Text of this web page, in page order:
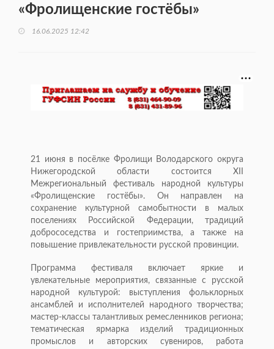
«Фролищенские гостёбы»
16.06.2025 12:42
21 июня в посёлке Фролищи Володарского округа
Нижегородской области состоится XII
Межрегиональный фестиваль народной культуры
«Фролищенские гостёбы». Он направлен на
сохранение культурной самобытности в малых
поселениях Российской Федерации, традиций
добрососедства и гостеприимства, а также на
повышение привлекательности русской провинции.
Программа фестиваля включает яркие и
увлекательные мероприятия, связанные с русской
народной культурой: выступления фольклорных
ансамблей и исполнителей народного творчества;
мастер-классы талантливых ремесленников региона;
тематическая ярмарка изделий традиционных
промыслов и авторских сувениров, работа